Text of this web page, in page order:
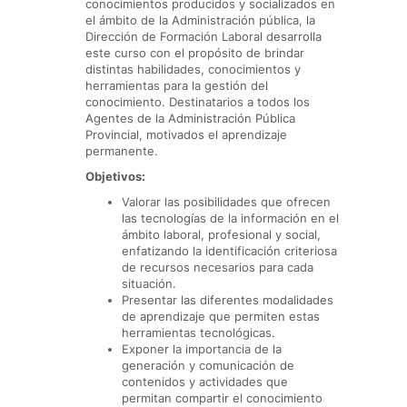
conocimientos producidos y socializados en
el ámbito de la Administración pública, la
Dirección de Formación Laboral desarrolla
este curso con el propósito de brindar
distintas habilidades, conocimientos y
herramientas para la gestión del
conocimiento. Destinatarios a todos los
Agentes de la Administración Pública
Provincial, motivados el aprendizaje
permanente.
Objetivos:
Valorar las posibilidades que ofrecen
las tecnologías de la información en el
ámbito laboral, profesional y social,
enfatizando la identificación criteriosa
de recursos necesarios para cada
situación.
Presentar las diferentes modalidades
de aprendizaje que permiten estas
herramientas tecnológicas.
Exponer la importancia de la
generación y comunicación de
contenidos y actividades que
permitan compartir el conocimiento